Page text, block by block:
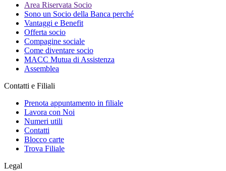
Area Riservata Socio
Sono un Socio della Banca perché
Vantaggi e Benefit
Offerta socio
Compagine sociale
Come diventare socio
MACC Mutua di Assistenza
Assemblea
Contatti e Filiali
Prenota appuntamento in filiale
Lavora con Noi
Numeri utili
Contatti
Blocco carte
Trova Filiale
Legal